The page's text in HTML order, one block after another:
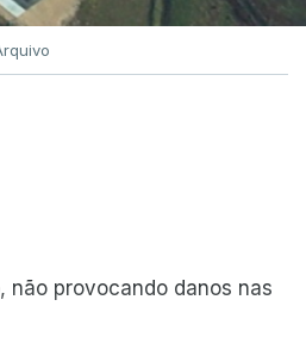
não provocando danos nas